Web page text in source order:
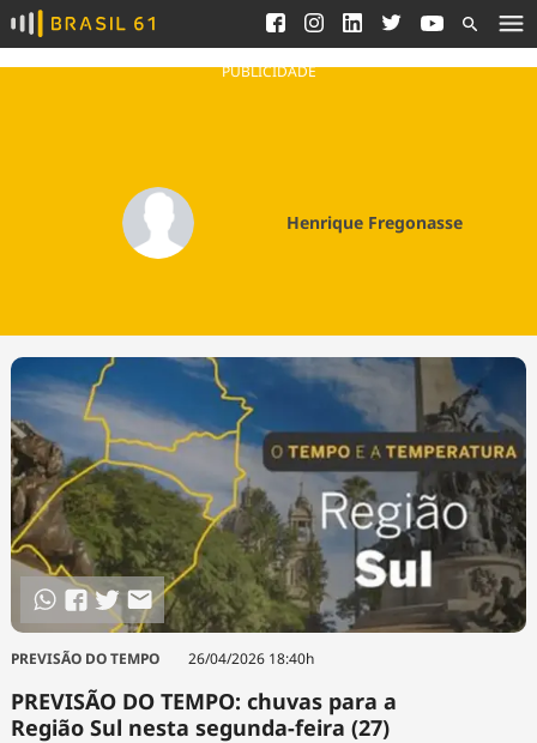
Ver todas as notícias
Podcasts
Fique por dentro do
Congresso Nacional e
nossos líderes.
Saneamento
Indicadores
Quem somos
Contato
Agronegócios
Brasil
Brasil Mineral
Ciência &
Tecnologia
Cinema
Comportamento
Cultura
Economia
Educação
Infraestrutura
Internacional
Meio Ambiente
Podcast
Política
Saúde
Tempo
PUBLICIDADE
Henrique Fregonasse
PREVISÃO DO TEMPO 26/04/2026 18:40h
PREVISÃO DO TEMPO: chuvas para a
Região Sul nesta segunda-feira (27)